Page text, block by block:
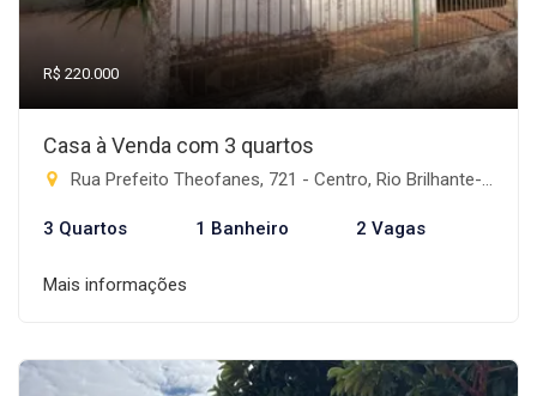
R$ 220.000
Casa à Venda com 3 quartos
Rua Prefeito Theofanes, 721 - Centro, Rio Brilhante-MS
3 Quartos 1 Banheiro 2 Vagas
Mais informações